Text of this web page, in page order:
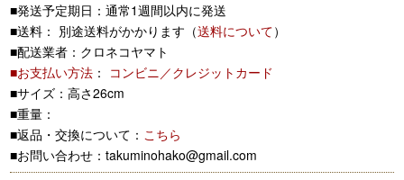
■発送予定期日：通常1週間以内に発送
■送料： 別途送料がかかります（送料について）
■配送業者：クロネコヤマト
■お支払い方法 ： コンビニ／クレジットカード
■サイズ：高さ26cm
■重量：
■返品・交換について： こちら
■お問い合わせ：takuminohako@gmail.com